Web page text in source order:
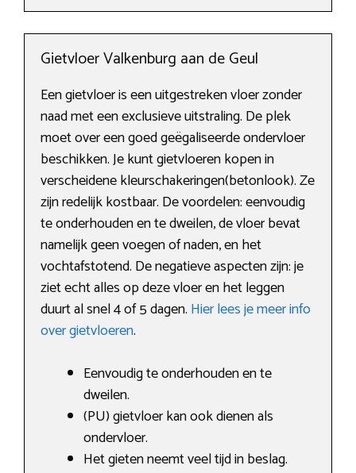
Gietvloer Valkenburg aan de Geul
Een gietvloer is een uitgestreken vloer zonder
naad met een exclusieve uitstraling. De plek
moet over een goed geëgaliseerde ondervloer
beschikken. Je kunt gietvloeren kopen in
verscheidene kleurschakeringen(betonlook). Ze
zijn redelijk kostbaar. De voordelen: eenvoudig
te onderhouden en te dweilen, de vloer bevat
namelijk geen voegen of naden, en het
vochtafstotend. De negatieve aspecten zijn: je
ziet echt alles op deze vloer en het leggen
duurt al snel 4 of 5 dagen. Hier lees je meer info
over gietvloeren.
Eenvoudig te onderhouden en te
dweilen.
(PU) gietvloer kan ook dienen als
ondervloer.
Het gieten neemt veel tijd in beslag.